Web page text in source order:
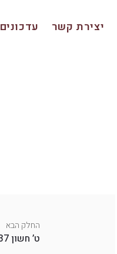
יצירת קשר עדכונים
החלק הבא
ט’ חשון 37